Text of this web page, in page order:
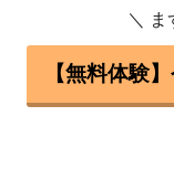
＼ ま
【無料体験